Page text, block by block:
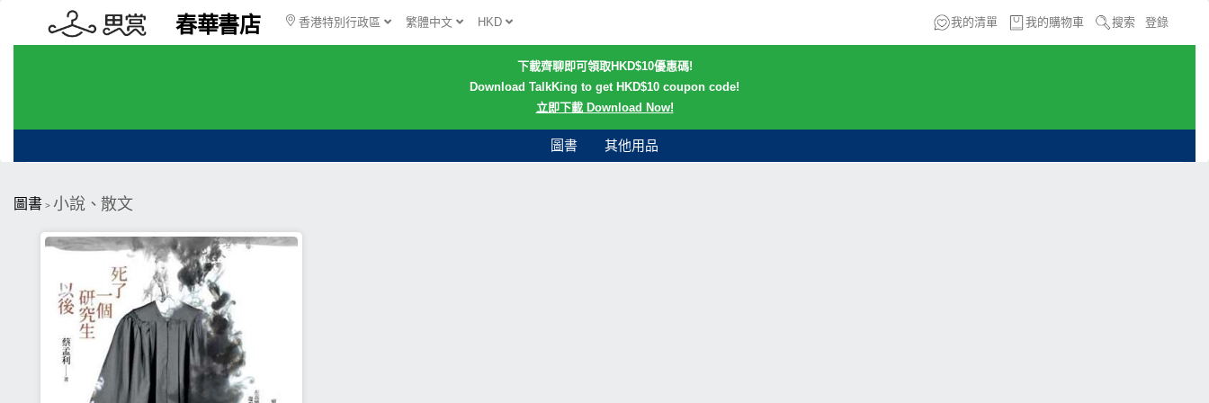
春華書店 香港特別行政區 繁體中文 HKD 我的清單 我的購物車 搜索 登錄
下載齊聊即可領取HKD$10優惠碼!
Download TalkKing to get HKD$10 coupon code!
立即下載 Download Now!
圖書 其他用品
圖書 > 小說、散文